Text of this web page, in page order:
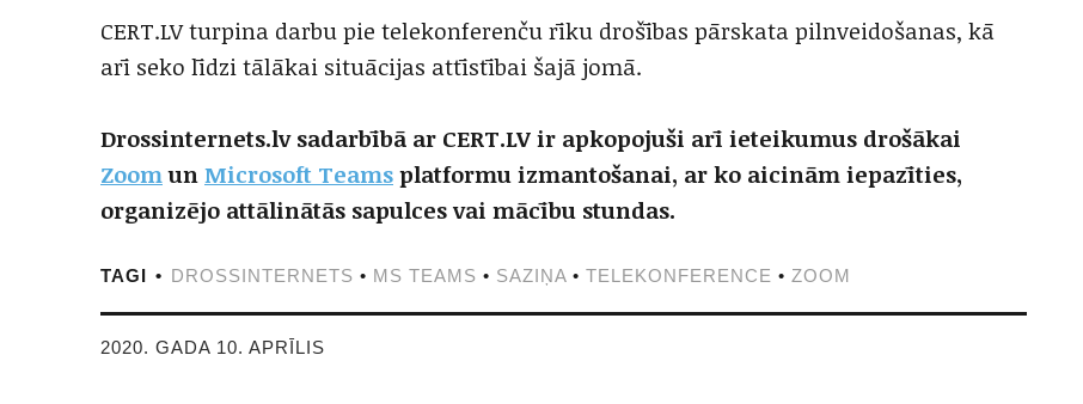
CERT.LV turpina darbu pie telekonferenču rīku drošības pārskata pilnveidošanas, kā
arī seko līdzi tālākai situācijas attīstībai šajā jomā.
Drossinternets.lv sadarbībā ar CERT.LV ir apkopojuši arī ieteikumus drošākai
ZoomunMicrosoft Teamsplatformu izmantošanai, ar ko aicinām iepazīties,
organizējo attālinātās sapulces vai mācību stundas.
TAGI DROSSINTERNETS • MS TEAMS • SAZIŅA • TELEKONFERENCE • ZOOM
2020. GADA 10. APRĪLIS